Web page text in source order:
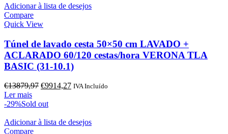
€1559,52.€1113,95.
Adicionar à lista de desejos
Compare
Quick View
Túnel de lavado cesta 50×50 cm LAVADO +
ACLARADO 60/120 cestas/hora VERONA TLA
BASIC (31-10.1)
€13879,97 O
original
€13879,97.
€9914,27O
€9914,27.
IVA Incluído
Ler mais
-29%Sold out
Adicionar à lista de desejos
Compare